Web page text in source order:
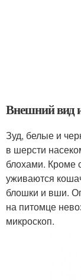
Внешний вид
Зуд, белые и
в шерсти
блохами. Кроме
уживаются
блошки и вши.
на питомце
микроскоп.